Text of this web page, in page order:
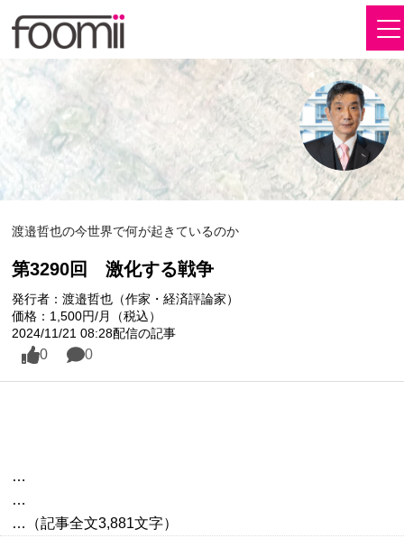
渡邉哲也の今世界で何が起きているのか
第3290回 激化する戦争
発行者：渡邉哲也（作家・経済評論家）
価格：1,500円/月（税込）
2024/11/21 08:28配信の記事
0 0
…
…